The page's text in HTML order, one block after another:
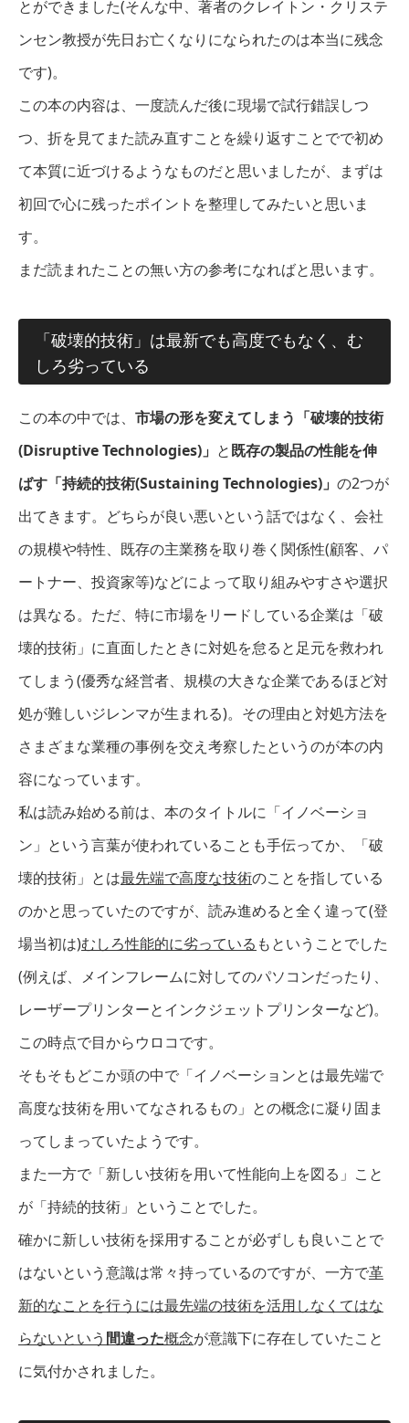
とができました(そんな中、著者のクレイトン・クリステ
ンセン教授が先日お亡くなりになられたのは本当に残念
です)。
この本の内容は、一度読んだ後に現場で試行錯誤しつ
つ、折を見てまた読み直すことを繰り返すことでで初め
て本質に近づけるようなものだと思いましたが、まずは
初回で心に残ったポイントを整理してみたいと思いま
す。
まだ読まれたことの無い方の参考になればと思います。
「破壊的技術」は最新でも高度でもなく、む
しろ劣っている
この本の中では、 市場の形を変えてしまう「破壊的技術
(Disruptive Technologies)」 と既存の製品の性能を伸
ばす「持続的技術(Sustaining Technologies)」 の2つが
出てきます。どちらが良い悪いという話ではなく、会社
の規模や特性、既存の主業務を取り巻く関係性(顧客、パ
ートナー、投資家等)などによって取り組みやすさや選択
は異なる。ただ、特に市場をリードしている企業は「破
壊的技術」に直面したときに対処を怠ると足元を救われ
てしまう(優秀な経営者、規模の大きな企業であるほど対
処が難しいジレンマが生まれる)。その理由と対処方法を
さまざまな業種の事例を交え考察したというのが本の内
容になっています。
私は読み始める前は、本のタイトルに「イノベーショ
ン」という言葉が使われていることも手伝ってか、「破
壊的技術」とは最先端で高度な技術のことを指している
のかと思っていたのですが、読み進めると全く違って(登
場当初は)むしろ性能的に劣っている もということでした
(例えば、メインフレームに対してのパソコンだったり、
レーザープリンターとインクジェットプリンターなど)。
この時点で目からウロコです。
そもそもどこか頭の中で「イノベーションとは最先端で
高度な技術を用いてなされるもの」との概念に凝り固ま
ってしまっていたようです。
また一方で「新しい技術を用いて性能向上を図る」こと
が「持続的技術」ということでした。
確かに新しい技術を採用することが必ずしも良いことで
はないという意識は常々持っているのですが、一方で革
新的なことを行うには最先端の技術を活用しなくてはな
らないという 間違った概念が意識下に存在していたこと
に気付かされました。